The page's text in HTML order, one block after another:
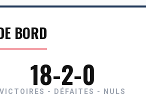
BORD
18-2-0
VICTOIRES - DÉFAITES - NULS